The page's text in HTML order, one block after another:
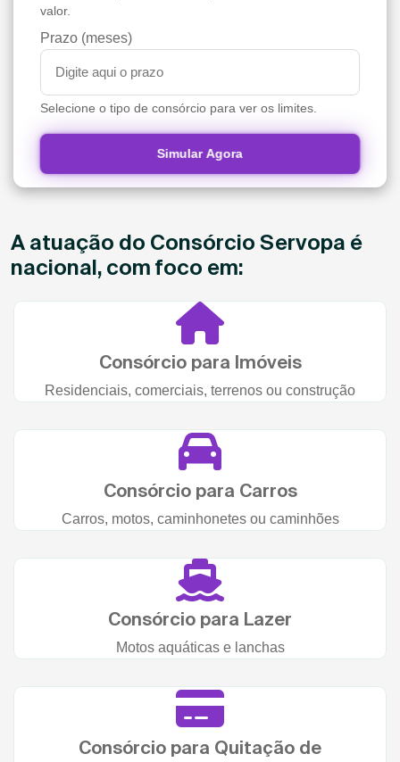
valor.
Prazo (meses)
Selecione o tipo de consórcio para ver os limites.
Simular Agora
A atuação do Consórcio Servopa é
nacional, com foco em:
Consórcio para Imóveis
Residenciais, comerciais, terrenos ou construção
Consórcio para Carros
Carros, motos, caminhonetes ou caminhões
Consórcio para Lazer
Motos aquáticas e lanchas
Consórcio para Quitação de